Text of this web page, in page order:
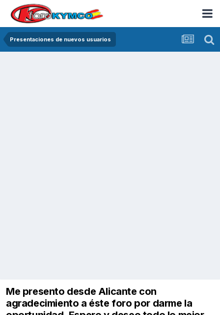
Presentaciones de nuevos usuarios
Me presento desde Alicante con
agradecimiento a éste foro por darme la